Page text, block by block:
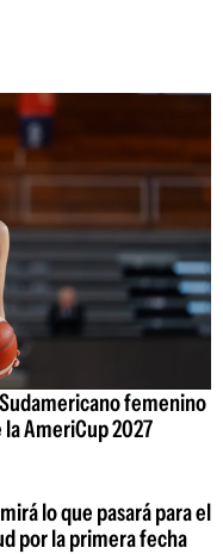
femenino
AmeriCup 2027
lo que pasará para el
por la primera fecha